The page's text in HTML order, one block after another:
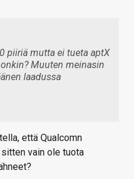
piiriä mutta ei tueta aptX
Muuten meinasin
laadussa
että Qualcomn
vain ole tuota